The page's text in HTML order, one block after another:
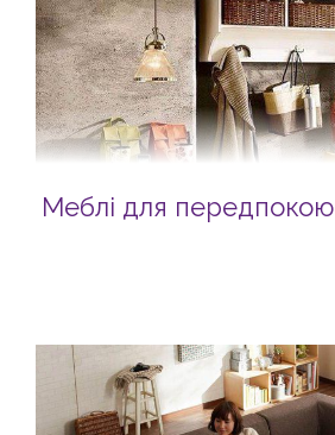
Меблі для передпокою